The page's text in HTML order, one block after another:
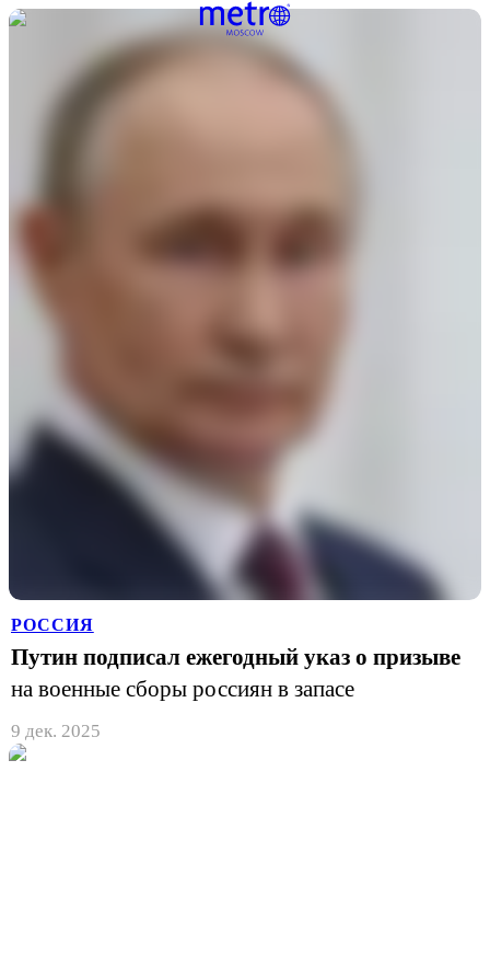
РОССИЯ
Путин подписал ежегодный указ о призыве
на военные сборы россиян в запасе
9 дек. 2025